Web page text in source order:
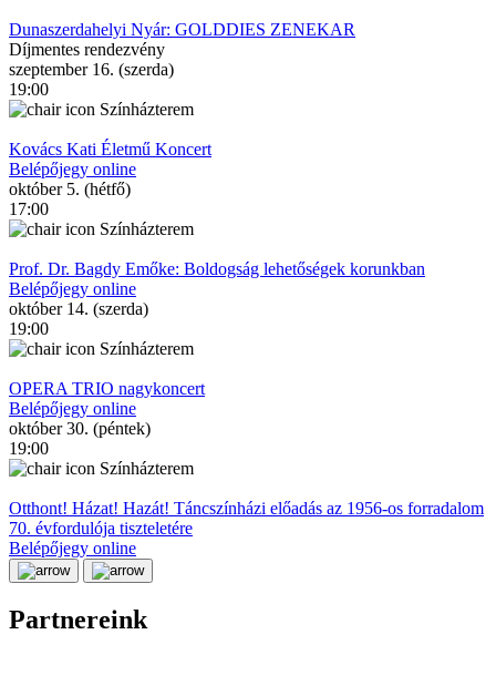
Dunaszerdahelyi Nyár: GOLDDIES ZENEKAR
Díjmentes rendezvény
szeptember 16. (szerda)
19:00
Színházterem
Kovács Kati Életmű Koncert
Belépőjegy online
október 5. (hétfő)
17:00
Színházterem
Prof. Dr. Bagdy Emőke: Boldogság lehetőségek korunkban
Belépőjegy online
október 14. (szerda)
19:00
Színházterem
OPERA TRIO nagykoncert
Belépőjegy online
október 30. (péntek)
19:00
Színházterem
Otthont! Házat! Hazát! Táncszínházi előadás az 1956-os forradalom
70. évfordulója tiszteletére
Belépőjegy online
Partnereink